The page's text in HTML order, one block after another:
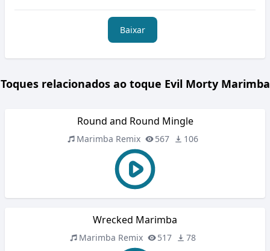
Baixar
Toques relacionados ao toque Evil Morty Marimba
Round and Round Mingle
Marimba Remix 567 106
Wrecked Marimba
Marimba Remix 517 78